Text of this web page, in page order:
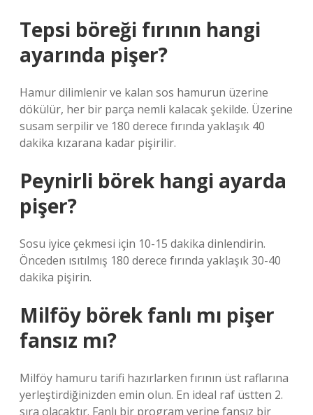
Tepsi böreği fırının hangi
ayarında pişer?
Hamur dilimlenir ve kalan sos hamurun üzerine
dökülür, her bir parça nemli kalacak şekilde. Üzerine
susam serpilir ve 180 derece fırında yaklaşık 40
dakika kızarana kadar pişirilir.
Peynirli börek hangi ayarda
pişer?
Sosu iyice çekmesi için 10-15 dakika dinlendirin.
Önceden ısıtılmış 180 derece fırında yaklaşık 30-40
dakika pişirin.
Milföy börek fanlı mı pişer
fansız mı?
Milföy hamuru tarifi hazırlarken fırının üst raflarına
yerleştirdiğinizden emin olun. En ideal raf üstten 2.
sıra olacaktır. Fanlı bir program yerine fansız bir